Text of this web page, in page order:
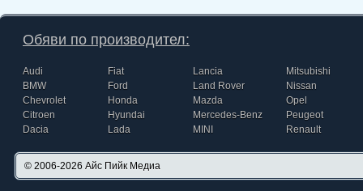
Обяви по производител:
Audi
BMW
Chevrolet
Citroen
Dacia
Fiat
Ford
Honda
Hyundai
Lada
Lancia
Land Rover
Mazda
Mercedes-Benz
MINI
Mitsubishi
Nissan
Opel
Peugeot
Renault
© 2006-2026 Айс Пийк Медиа